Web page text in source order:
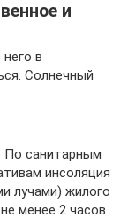
и
в
Солнечный
санитарным
инсоляция
лучами) жилого
менее 2 часов